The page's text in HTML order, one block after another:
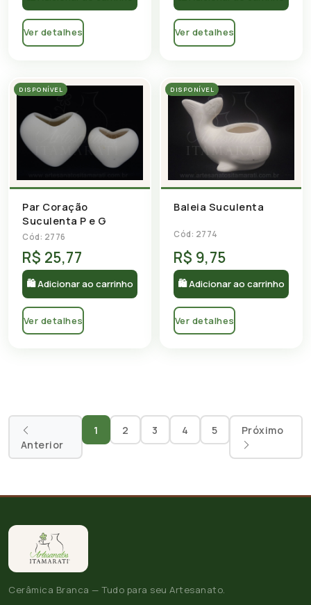
Ver detalhes Ver detalhes
DISPONÍVEL
Par Coração
Suculenta P e G
Cód: 2776
R$ 25,77
🛍 Adicionar ao carrinho
Ver detalhes
DISPONÍVEL
Baleia Suculenta
Cód: 2774
R$ 9,75
🛍 Adicionar ao carrinho
Ver detalhes
Anterior
1 2 3 4 5 Próximo
Cerâmica Branca — Tudo para seu Artesanato.